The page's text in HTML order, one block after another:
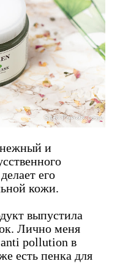
нежный и
его
кожи.
выпустила
Лично меня
anti pollution в
есть пенка для